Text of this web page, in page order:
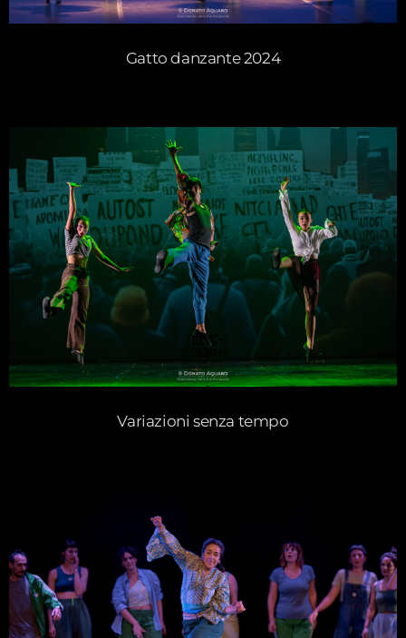
Gatto danzante 2024
Variazioni senza tempo